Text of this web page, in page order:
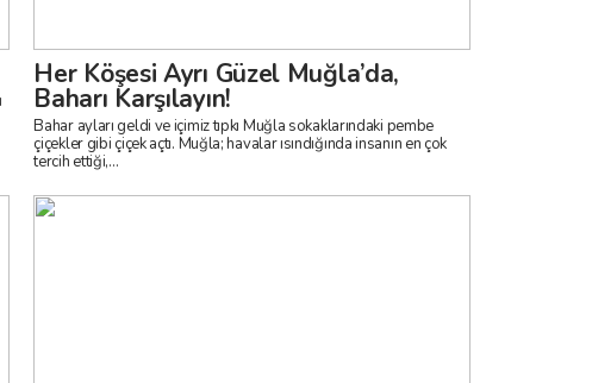
Her Köşesi Ayrı Güzel Muğla’da,
Baharı Karşılayın!
Bahar ayları geldi ve içimiz tıpkı Muğla sokaklarındaki pembe
çiçekler gibi çiçek açtı. Muğla; havalar ısındığında insanın en çok
tercih ettiği,...